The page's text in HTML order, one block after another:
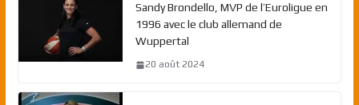
Sandy Brondello, MVP de l’Euroligue en
1996 avec le club allemand de
Wuppertal
20 août 2024